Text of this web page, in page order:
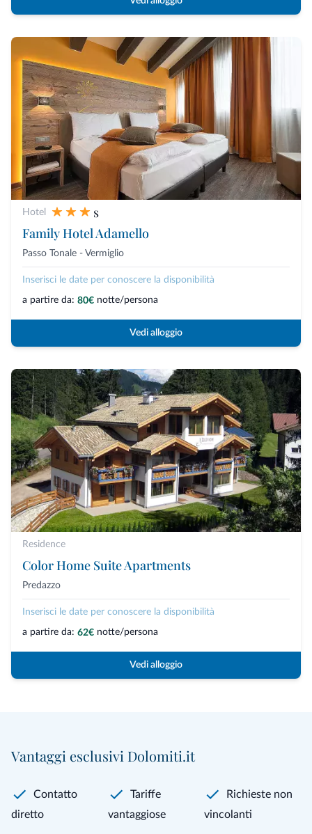
Hotel
s
Family Hotel Adamello
Passo Tonale - Vermiglio
Inserisci le date per conoscere la disponibilità
a partire da: 80€ notte/persona
Vedi alloggio
Residence
Color Home Suite Apartments
Predazzo
Inserisci le date per conoscere la disponibilità
a partire da: 62€ notte/persona
Vedi alloggio
Vantaggi esclusivi Dolomiti.it
Contatto
diretto
Tariffe
vantaggiose
Richieste non
vincolanti